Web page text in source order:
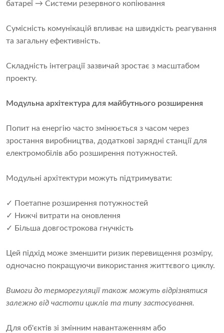
батареї → Системи резервного копіювання
Сумісність комунікацій впливає на швидкість реагування
та загальну ефективність.
Складність інтеграції зазвичай зростає з масштабом
проекту.
Модульна архітектура для майбутнього розширення
Попит на енергію часто змінюється з часом через
зростання виробництва, додаткові зарядні станції для
електромобілів або розширення потужностей.
Модульні архітектури можуть підтримувати:
✓ Поетапне розширення потужностей
✓ Нижчі витрати на оновлення
✓ Більша довгострокова гнучкість
Цей підхід може зменшити ризик перевищення розміру,
одночасно покращуючи використання життєвого циклу.
Вимоги до терморегуляції також можуть відрізнятися
залежно від частоти циклів та типу застосування.
Для об'єктів зі змінним навантаженням або